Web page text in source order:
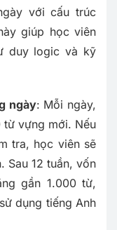
với cấu trúc
giúp học viên
duy logic và kỹ
ngày: Mỗi ngày,
từ vựng mới. Nếu
tra, học viên sẽ
Sau 12 tuần, vốn
gần 1.000 từ,
dụng tiếng Anh